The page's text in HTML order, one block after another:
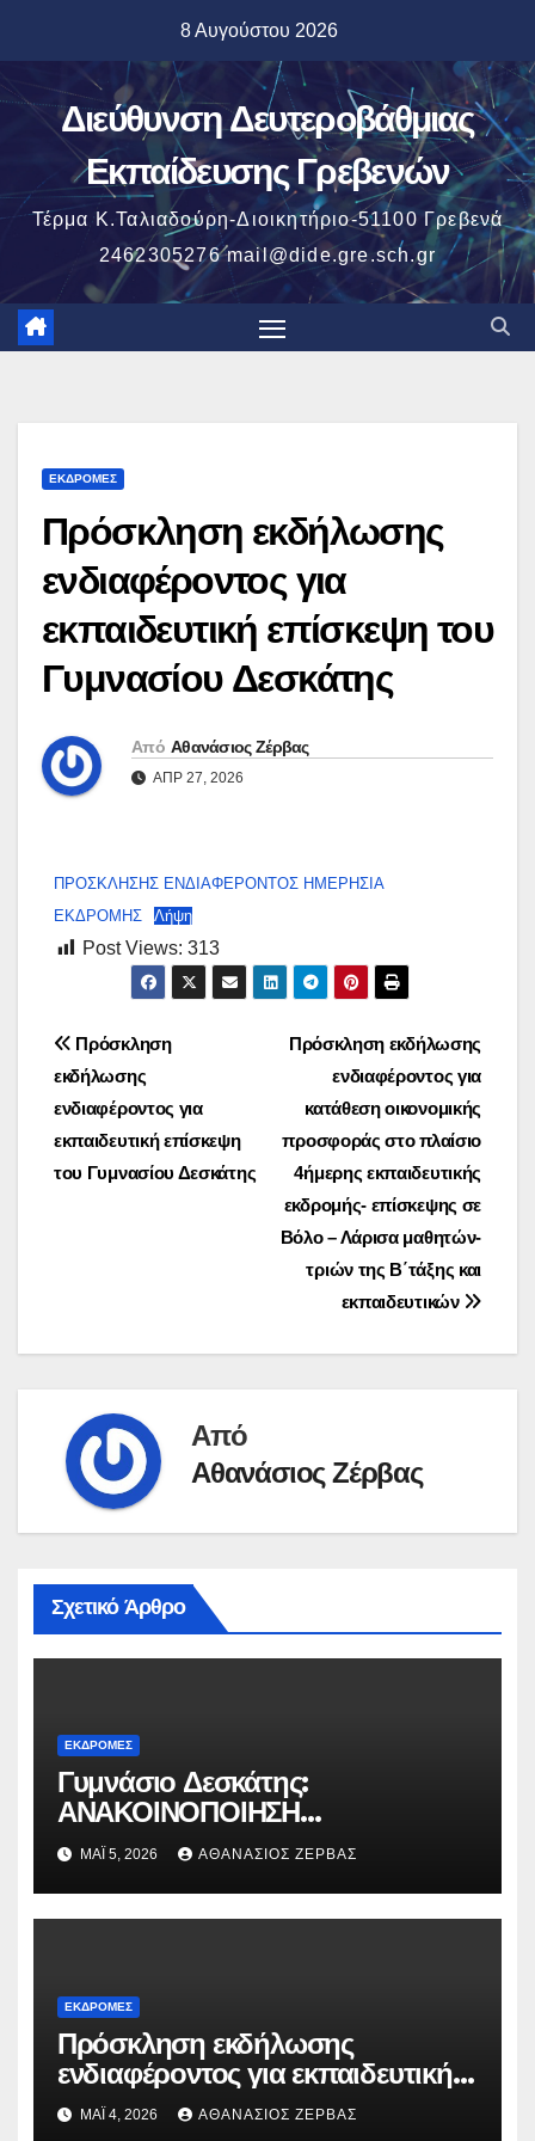
περιεχόμενο
8 Αυγούστου 2026
Διεύθυνση Δευτεροβάθμιας
Εκπαίδευσης Γρεβενών
Τέρμα Κ.Ταλιαδούρη-Διοικητήριο-51100 Γρεβενά
2462305276 mail@dide.gre.sch.gr
ΕΚΔΡΟΜΈΣ
Πρόσκληση εκδήλωσης
ενδιαφέροντος για
εκπαιδευτική επίσκεψη του
Γυμνασίου Δεσκάτης
Από Αθανάσιος Ζέρβας
ΑΠΡ 27, 2026
ΠΡΟΣΚΛΗΣΗΣ ΕΝΔΙΑΦΕΡΟΝΤΟΣ ΗΜΕΡΗΣΙΑ
ΕΚΔΡΟΜΗΣ
Λήψη
Post Views: 313
Πλοήγηση
άρθρων
Πρόσκληση εκδήλωσης
ενδιαφέροντος για
κατάθεση οικονομικής
προσφοράς στο πλαίσιο
4ήμερης εκπαιδευτικής
εκδρομής- επίσκεψης σε
Βόλο – Λάρισα μαθητών-
τριών της Β΄τάξης και
εκπαιδευτικών
Πρόσκληση
εκδήλωσης
ενδιαφέροντος για
εκπαιδευτική επίσκεψη
του Γυμνασίου Δεσκάτης
Από
Αθανάσιος Ζέρβας
Σχετικό Άρθρο
ΕΚΔΡΟΜΈΣ
Γυμνάσιο Δεσκάτης:
ΑΝΑΚΟΙΝΟΠΟΙΗΣΗ
ΠΡΟΣΚΛΗΣΗΣ ΕΚΠΑΙΔΕΥΤΙΚΗΣ
ΕΠΙΣΚΕΨΗΣ ΓΙΑ ΤΡΙΚΑΛΑ
ΜΆΙ 5, 2026 ΑΘΑΝΆΣΙΟΣ ΖΈΡΒΑΣ
ΕΚΔΡΟΜΈΣ
Πρόσκληση εκδήλωσης
ενδιαφέροντος για εκπαιδευτική
επίσκεψη του Γυμνασίου
Δεσκάτης
ΜΆΙ 4, 2026 ΑΘΑΝΆΣΙΟΣ ΖΈΡΒΑΣ